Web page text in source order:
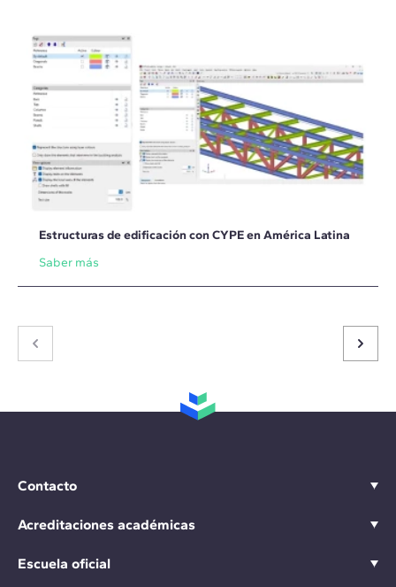
Estructuras de edificación con CYPE en América Latina
Saber más
Contacto
Acreditaciones académicas
Escuela oficial